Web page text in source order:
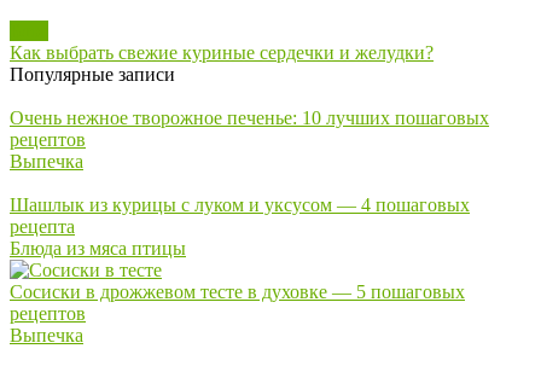
Как выбрать свежие куриные сердечки и желудки?
Популярные записи
Очень нежное творожное печенье: 10 лучших пошаговых
рецептов
Выпечка
Шашлык из курицы с луком и уксусом — 4 пошаговых
рецепта
Блюда из мяса птицы
Сосиски в дрожжевом тесте в духовке — 5 пошаговых
рецептов
Выпечка